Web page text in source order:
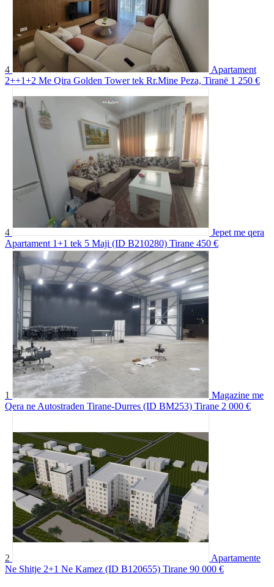
4
Apartament
2++1+2 Me Qira Golden Tower tek Rr.Mine Peza, Tiranë 1 250 €
4
Jepet me qera
Apartament 1+1 tek 5 Maji (ID B210280) Tirane 450 €
1
Magazine me
Qera ne Autostraden Tirane-Durres (ID BM253) Tirane 2 000 €
2
Apartamente
Ne Shitje 2+1 Ne Kamez (ID B120655) Tirane 90 000 €